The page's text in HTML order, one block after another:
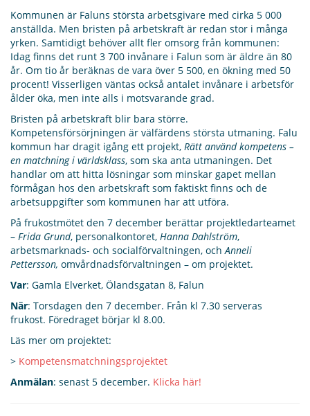
Kommunen är Faluns största arbetsgivare med cirka 5 000
anställda. Men bristen på arbetskraft är redan stor i många
yrken. Samtidigt behöver allt fler omsorg från kommunen:
Idag finns det runt 3 700 invånare i Falun som är äldre än 80
år. Om tio år beräknas de vara över 5 500, en ökning med 50
procent! Visserligen väntas också antalet invånare i arbetsför
ålder öka, men inte alls i motsvarande grad.
Bristen på arbetskraft blir bara större.
Kompetensförsörjningen är välfärdens största utmaning. Falu
kommun har dragit igång ett projekt, Rätt använd kompetens –
en matchning i världsklass, som ska anta utmaningen. Det
handlar om att hitta lösningar som minskar gapet mellan
förmågan hos den arbetskraft som faktiskt finns och de
arbetsuppgifter som kommunen har att utföra.
På frukostmötet den 7 december berättar projektledarteamet
– Frida Grund, personalkontoret, Hanna Dahlström,
arbetsmarknads- och socialförvaltningen, ochAnneli
Pettersson, omvårdnadsförvaltningen – om projektet.
Var: Gamla Elverket, Ölandsgatan 8, Falun
När: Torsdagen den 7 december. Från kl 7.30 serveras
frukost. Föredraget börjar kl 8.00.
Läs mer om projektet:
> Kompetensmatchningsprojektet
Anmälan: senast 5 december. Klicka här!